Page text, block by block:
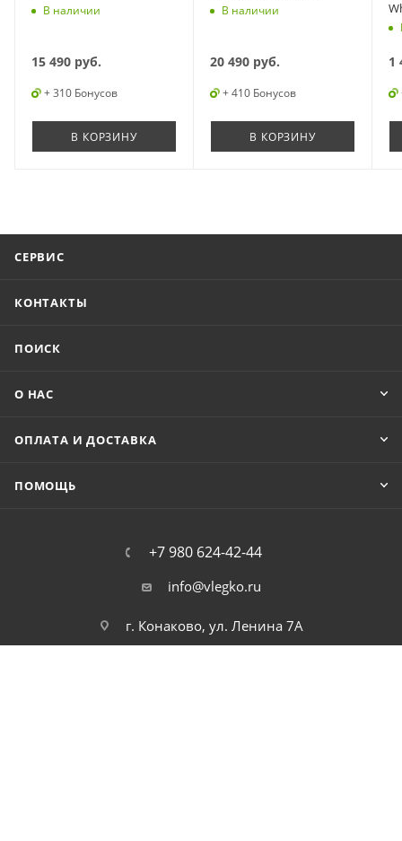
В наличии
15 490 руб.
+ 310 Бонусов
В КОРЗИНУ
В наличии
20 490 руб.
+ 410 Бонусов
В КОРЗИНУ
1
СЕРВИС
КОНТАКТЫ
ПОИСК
О НАС
ОПЛАТА И ДОСТАВКА
ПОМОЩЬ
+7 980 624-42-44
info@vlegko.ru
г. Конаково, ул. Ленина 7А